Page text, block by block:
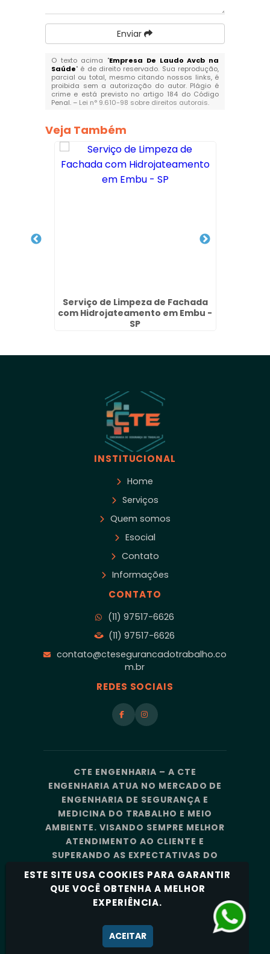
Enviar
O texto acima "Empresa De Laudo Avcb na
Saúde" é de direito reservado. Sua reprodução,
parcial ou total, mesmo citando nossos links, é
proibida sem a autorização do autor. Plágio é
crime e está previsto no artigo 184 do Código
Penal. – Lei n° 9.610-98 sobre direitos autorais.
Veja Também
Serviço de Limpeza de Fachada
com Hidrojateamento em Embu -
SP
INSTITUCIONAL
Home
Serviços
Quem somos
Esocial
Contato
Informações
CONTATO
(11) 97517-6626
(11) 97517-6626
contato@ctesegurancadotrabalho.co
m.br
REDES SOCIAIS
CTE ENGENHARIA – A CTE
ENGENHARIA ATUA NO MERCADO DE
ENGENHARIA DE SEGURANÇA E
MEDICINA DO TRABALHO E MEIO
AMBIENTE. VISANDO SEMPRE MELHOR
ATENDIMENTO AO CLIENTE E
SUPERANDO AS EXPECTATIVAS DO
MERCADO, A CTE ENGENHARIA
CONTA COM UMA EQUIPE DE
PROFISSIONAIS ALTAMENTE
CAPACITADOS E ESPECIALIZADOS.
Política de Privacidade
ESTE SITE USA COOKIES PARA GARANTIR
QUE VOCÊ OBTENHA A MELHOR
EXPERIÊNCIA.
ACEITAR